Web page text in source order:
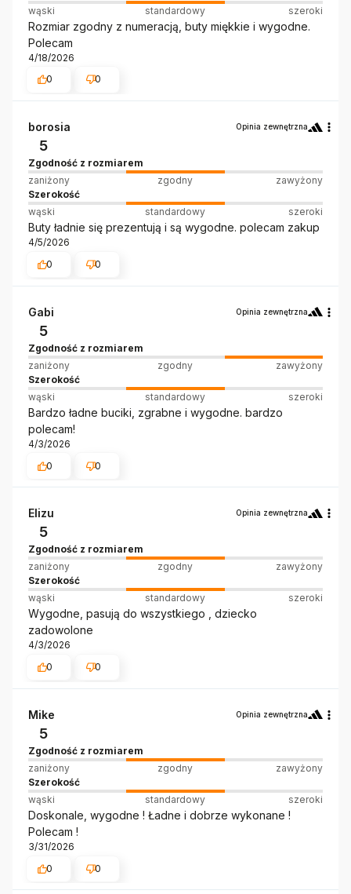
wąski
standardowy szeroki
Rozmiar zgodny z numeracją, buty miękkie i wygodne.
Polecam
4/18/2026
0
0
borosia Opinia zewnętrzna
5
Zgodność z rozmiarem
zaniżony
zgodny
zawyżony
Szerokość
wąski
standardowy szeroki
Buty ładnie się prezentują i są wygodne. polecam zakup
4/5/2026
0
0
Gabi Opinia zewnętrzna
5
Zgodność z rozmiarem
zaniżony
zgodny
zawyżony
Szerokość
wąski
standardowy szeroki
Bardzo ładne buciki, zgrabne i wygodne. bardzo
polecam!
4/3/2026
0
0
Elizu Opinia zewnętrzna
5
Zgodność z rozmiarem
zaniżony
zgodny
zawyżony
Szerokość
wąski
standardowy szeroki
Wygodne, pasują do wszystkiego , dziecko
zadowolone
4/3/2026
0
0
Mike Opinia zewnętrzna
5
Zgodność z rozmiarem
zaniżony
zgodny
zawyżony
Szerokość
wąski
standardowy szeroki
Doskonale, wygodne ! Ładne i dobrze wykonane !
Polecam !
3/31/2026
0
0